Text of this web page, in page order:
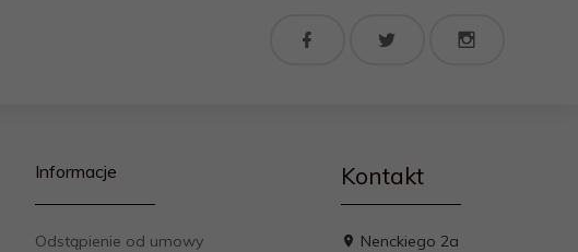
Informacje
Odstąpienie od umowy
Kontakt
Nenckiego 2a